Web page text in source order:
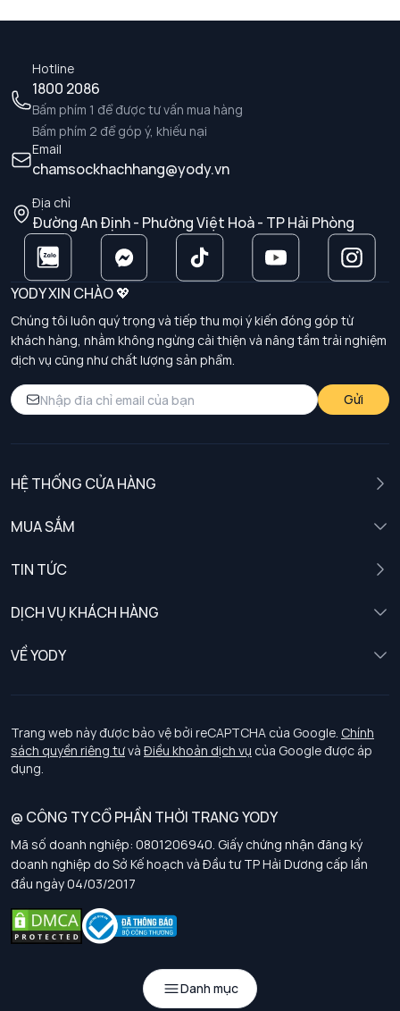
Danh mục
Hotline
1800 2086
Bấm phím 1 để được tư vấn mua hàng
Bấm phím 2 để góp ý, khiếu nại
Email
chamsockhachhang@yody.vn
Địa chỉ
Đường An Định - Phường Việt Hoà - TP Hải Phòng
YODY XIN CHÀO 💖
Chúng tôi luôn quý trọng và tiếp thu mọi ý kiến đóng góp từ
khách hàng, nhằm không ngừng cải thiện và nâng tầm trải nghiệm
dịch vụ cũng như chất lượng sản phẩm.
Gửi
HỆ THỐNG CỬA HÀNG
MUA SẮM
TIN TỨC
DỊCH VỤ KHÁCH HÀNG
Chính sách khách hàng thân thiết
Chính sách bảo vệ dữ liệu cá nhân
Chính sách thanh toán, giao nhận
Chính sách chất lượng và an toàn sức khoẻ nghề nghiệp
Chính sách đơn đồng phục
Hướng dẫn chọn kích thước
VỀ YODY
Tuyển dụng
Trang web này được bảo vệ bởi reCAPTCHA của Google. Chính
sách quyền riêng tưvà Điều khoản dịch vụ của Google được áp
dụng.
@ CÔNG TY CỔ PHẦN THỜI TRANG YODY
Mã số doanh nghiệp: 0801206940. Giấy chứng nhận đăng ký
doanh nghiệp do Sở Kế hoạch và Đầu tư TP Hải Dương cấp lần
đầu ngày 04/03/2017